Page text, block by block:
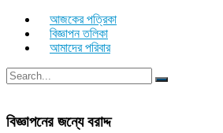
আজকের পত্রিকা
বিজ্ঞাপন তলিকা
আমাদের পরিবার
বিজ্ঞাপনের জন্যে বরাদ্দ